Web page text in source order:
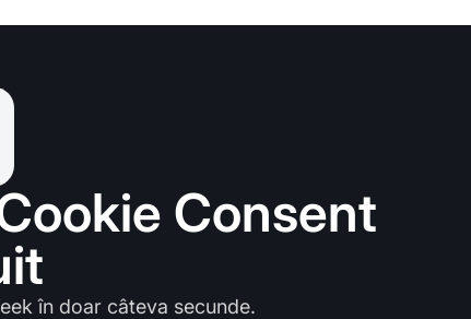
Consent
în doar câteva secunde.